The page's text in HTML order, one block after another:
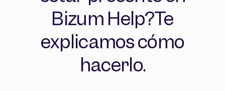
Bizum Help?Te
explicamos cómo
hacerlo.